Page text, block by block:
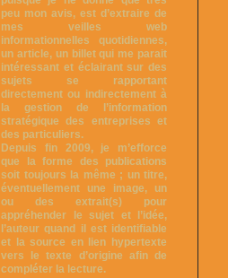
peu mon avis, est d’extraire de
mes veilles web
informationnelles quotidiennes,
un article, un billet qui me parait
intéressant et éclairant sur des
sujets se rapportant
directement ou indirectement à
la gestion de l’information
stratégique des entreprises et
des particuliers.
Depuis fin 2009, je m’efforce
que la forme des publications
soit toujours la même ; un titre,
éventuellement une image, un
ou des extrait(s) pour
appréhender le sujet et l’idée,
l’auteur quand il est identifiable
et la source en lien hypertexte
vers le texte d’origine afin de
compléter la lecture.